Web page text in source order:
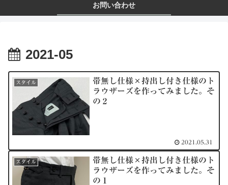
お問い合わせ
2021-05
スタイル
帯無し仕様×持出し付き仕様のト
ラウザーズを作ってみました。そ
の２
2021.05.31
スタイル
帯無し仕様×持出し付き仕様のト
ラウザーズを作ってみました。そ
の１